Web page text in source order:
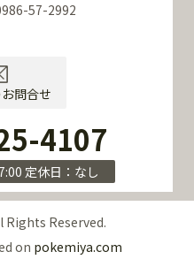
57-2992
問合せ
4107
定休日：なし
Rights Reserved.
on pokemiya.com